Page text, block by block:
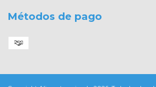
Métodos de pago